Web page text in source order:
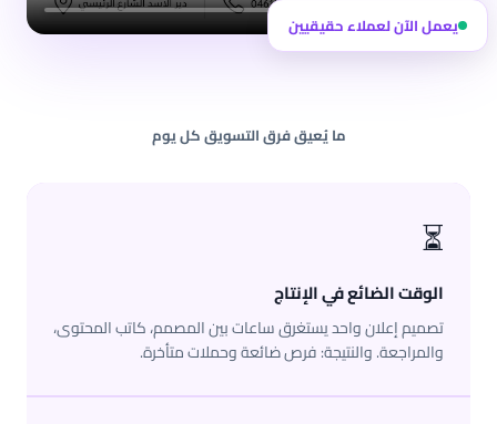
يعمل الآن لعملاء حقيقيين
ما يُعيق فرق التسويق كل يوم
⏳
الوقت الضائع في الإنتاج
تصميم إعلان واحد يستغرق ساعات بين المصمم، كاتب المحتوى،
والمراجعة. والنتيجة: فرص ضائعة وحملات متأخرة.